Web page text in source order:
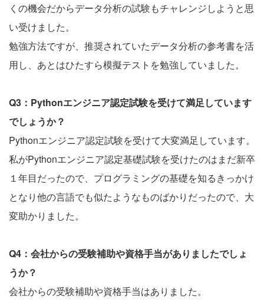
くの機会だからデータ分析の試験もチャレンジしようと思
い受けました。
勉強方法ですが、推奨されていたデータ分析の参考書を活
用し、あとはひたすら模擬テストを勉強していました。
Q3：Pythonエンジニア認定試験を受けて満足しています
でしょうか？
Pythonエンジニア認定試験を受けて大変満足しています。
私がPythonエンジニア認定基礎試験を受けたのはまだ新卒
１年目だったので、プログラミングの基礎を知るきっかけ
となり他の言語でも似たようなものばかりだったので、大
変助かりました。
Q4：会社からの受験補助や資格手当がありましたでしょ
うか？
会社からの受験補助や資格手当はありました。